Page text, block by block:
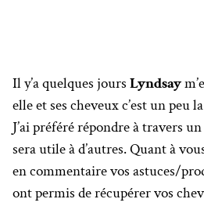
Il y’a quelques jours Lyndsay
elle et ses cheveux c’est un peu
J’ai préféré répondre à travers
sera utile à d’autres. Quant à
en commentaire vos astuces/
ont permis de récupérer vos